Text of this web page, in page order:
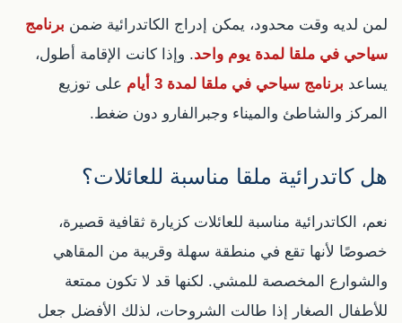
لمن لديه وقت محدود، يمكن إدراج الكاتدرائية ضمن برنامج
سياحي في ملقا لمدة يوم واحد. وإذا كانت الإقامة أطول،
يساعد برنامج سياحي في ملقا لمدة 3 أيام
على توزيع
المركز والشاطئ والميناء وجبرالفارو دون ضغط.
هل كاتدرائية ملقا مناسبة للعائلات؟
نعم، الكاتدرائية مناسبة للعائلات كزيارة ثقافية قصيرة،
خصوصًا لأنها تقع في منطقة سهلة وقريبة من المقاهي
والشوارع المخصصة للمشي. لكنها قد لا تكون ممتعة
للأطفال الصغار إذا طالت الشروحات، لذلك الأفضل جعل